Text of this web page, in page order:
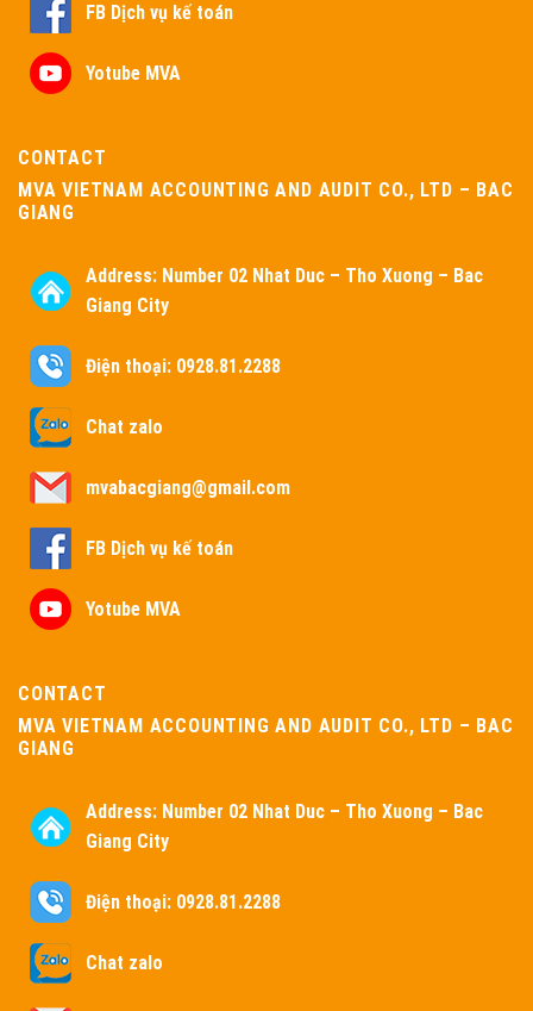
FB Dịch vụ kế toán
Yotube MVA
CONTACT
MVA VIETNAM ACCOUNTING AND AUDIT CO., LTD – BAC
GIANG
Address: Number 02 Nhat Duc – Tho Xuong – Bac
Giang City
Điện thoại: 0928.81.2288
Chat zalo
mvabacgiang@gmail.com
FB Dịch vụ kế toán
Yotube MVA
CONTACT
MVA VIETNAM ACCOUNTING AND AUDIT CO., LTD – BAC
GIANG
Address: Number 02 Nhat Duc – Tho Xuong – Bac
Giang City
Điện thoại: 0928.81.2288
Chat zalo